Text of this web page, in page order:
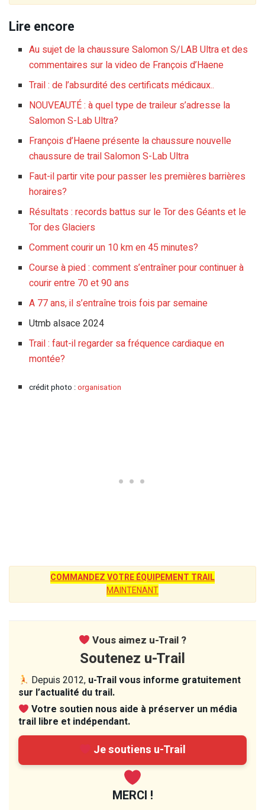
Lire encore
Au sujet de la chaussure Salomon S/LAB Ultra et des
commentaires sur la video de François d’Haene
Trail : de l’absurdité des certificats médicaux..
NOUVEAUTÉ : à quel type de traileur s’adresse la
Salomon S-Lab Ultra?
François d’Haene présente la chaussure nouvelle
chaussure de trail Salomon S-Lab Ultra
Faut-il partir vite pour passer les premières barrières
horaires?
Résultats : records battus sur le Tor des Géants et le
Tor des Glaciers
Comment courir un 10 km en 45 minutes?
Course à pied : comment s’entraîner pour continuer à
courir entre 70 et 90 ans
A 77 ans, il s’entraîne trois fois par semaine
Utmb alsace 2024
Trail : faut-il regarder sa fréquence cardiaque en
montée?
crédit photo :organisation
COMMANDEZ VOTRE ÉQUIPEMENT TRAIL
MAINTENANT
Vous aimez u-Trail ?
Soutenez u-Trail
Depuis 2012, u-Trail vous informe gratuitement
sur l’actualité du trail.
Votre soutien nous aide à préserver un média
trail libre et indépendant.
Je soutiens u-Trail
MERCI !